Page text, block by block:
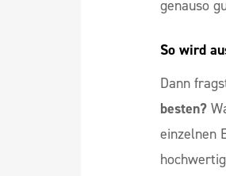
genauso
So wird
Dann
besten?
einzelnen